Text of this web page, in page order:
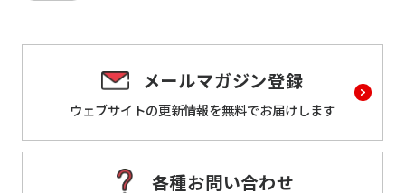
メールマガジン登録
ウェブサイトの更新情報を無料でお届けします
各種お問い合わせ